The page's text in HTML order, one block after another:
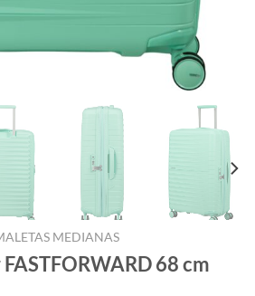
MEDIANAS
68 cm